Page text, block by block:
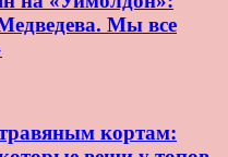
Мы все
кортам: